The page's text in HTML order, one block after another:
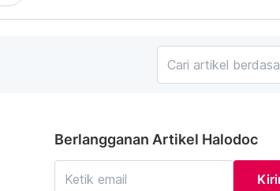
Berlangganan Artikel Halodoc